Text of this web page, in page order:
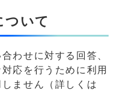
ついて
わせに対する回答、
応を行うために利用
ません（詳しくは